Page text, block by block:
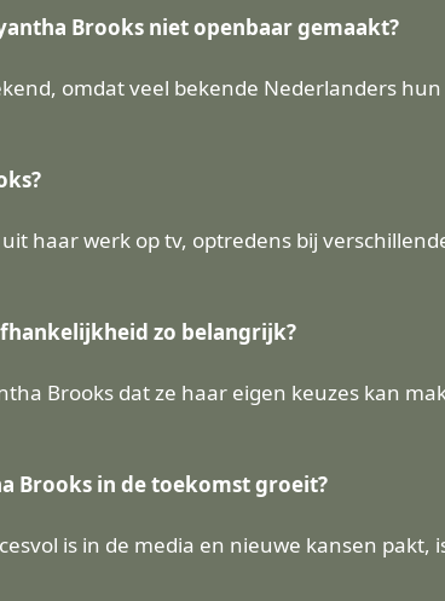
Brooks niet openbaar gemaakt?
omdat veel bekende Nederlanders
haar werk op tv, optredens bij
zo belangrijk?
Brooks dat ze haar eigen keuzes kan
Brooks in de toekomst groeit?
is in de media en nieuwe kansen